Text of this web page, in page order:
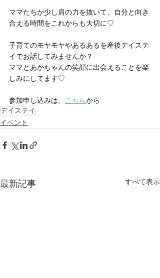
ママたちが少し肩の力を抜いて、自分と向き
合える時間をこれからも大切に♡
子育てのモヤモヤやあるあるを産後デイステ
イでお話してみませんか？
ママとあかちゃんの笑顔に出会えることを楽
しみにしてます♡
参加申し込みは、 こちらから
デイステイ
イベント
最新記事 すべて表示